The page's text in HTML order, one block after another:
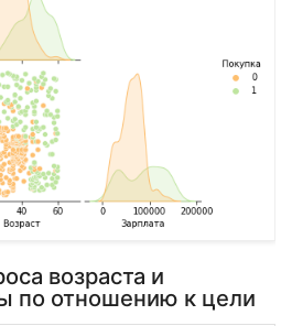
возраста и
по отношению к цели